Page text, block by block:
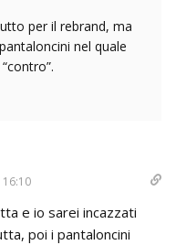
per il rebrand, ma
nel quale
e io sarei incazzati
poi i pantaloncini